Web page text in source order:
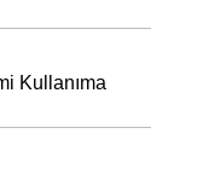
Kullanıma